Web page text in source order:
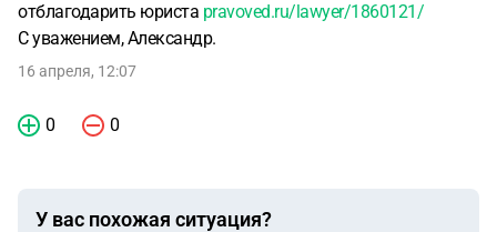
отблагодарить юриста pravoved.ru/lawyer/1860121/
С уважением, Александр.
16 апреля, 12:07
0 0
У вас похожая ситуация?